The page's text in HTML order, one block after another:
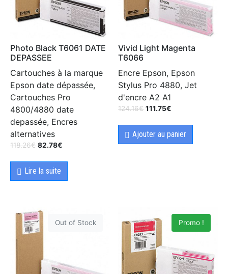
Photo Black T6061 DATE
DEPASSEE
Cartouches à la marque
Epson date dépassée,
Cartouches Pro
4800/4880 date
depassée, Encres
alternatives
118.26€ 82.78€
Lire la suite
Vivid Light Magenta
T6066
Encre Epson, Epson
Stylus Pro 4880, Jet
d'encre A2 A1
124.16€ 111.75€
Ajouter au panier
Out of Stock Promo !